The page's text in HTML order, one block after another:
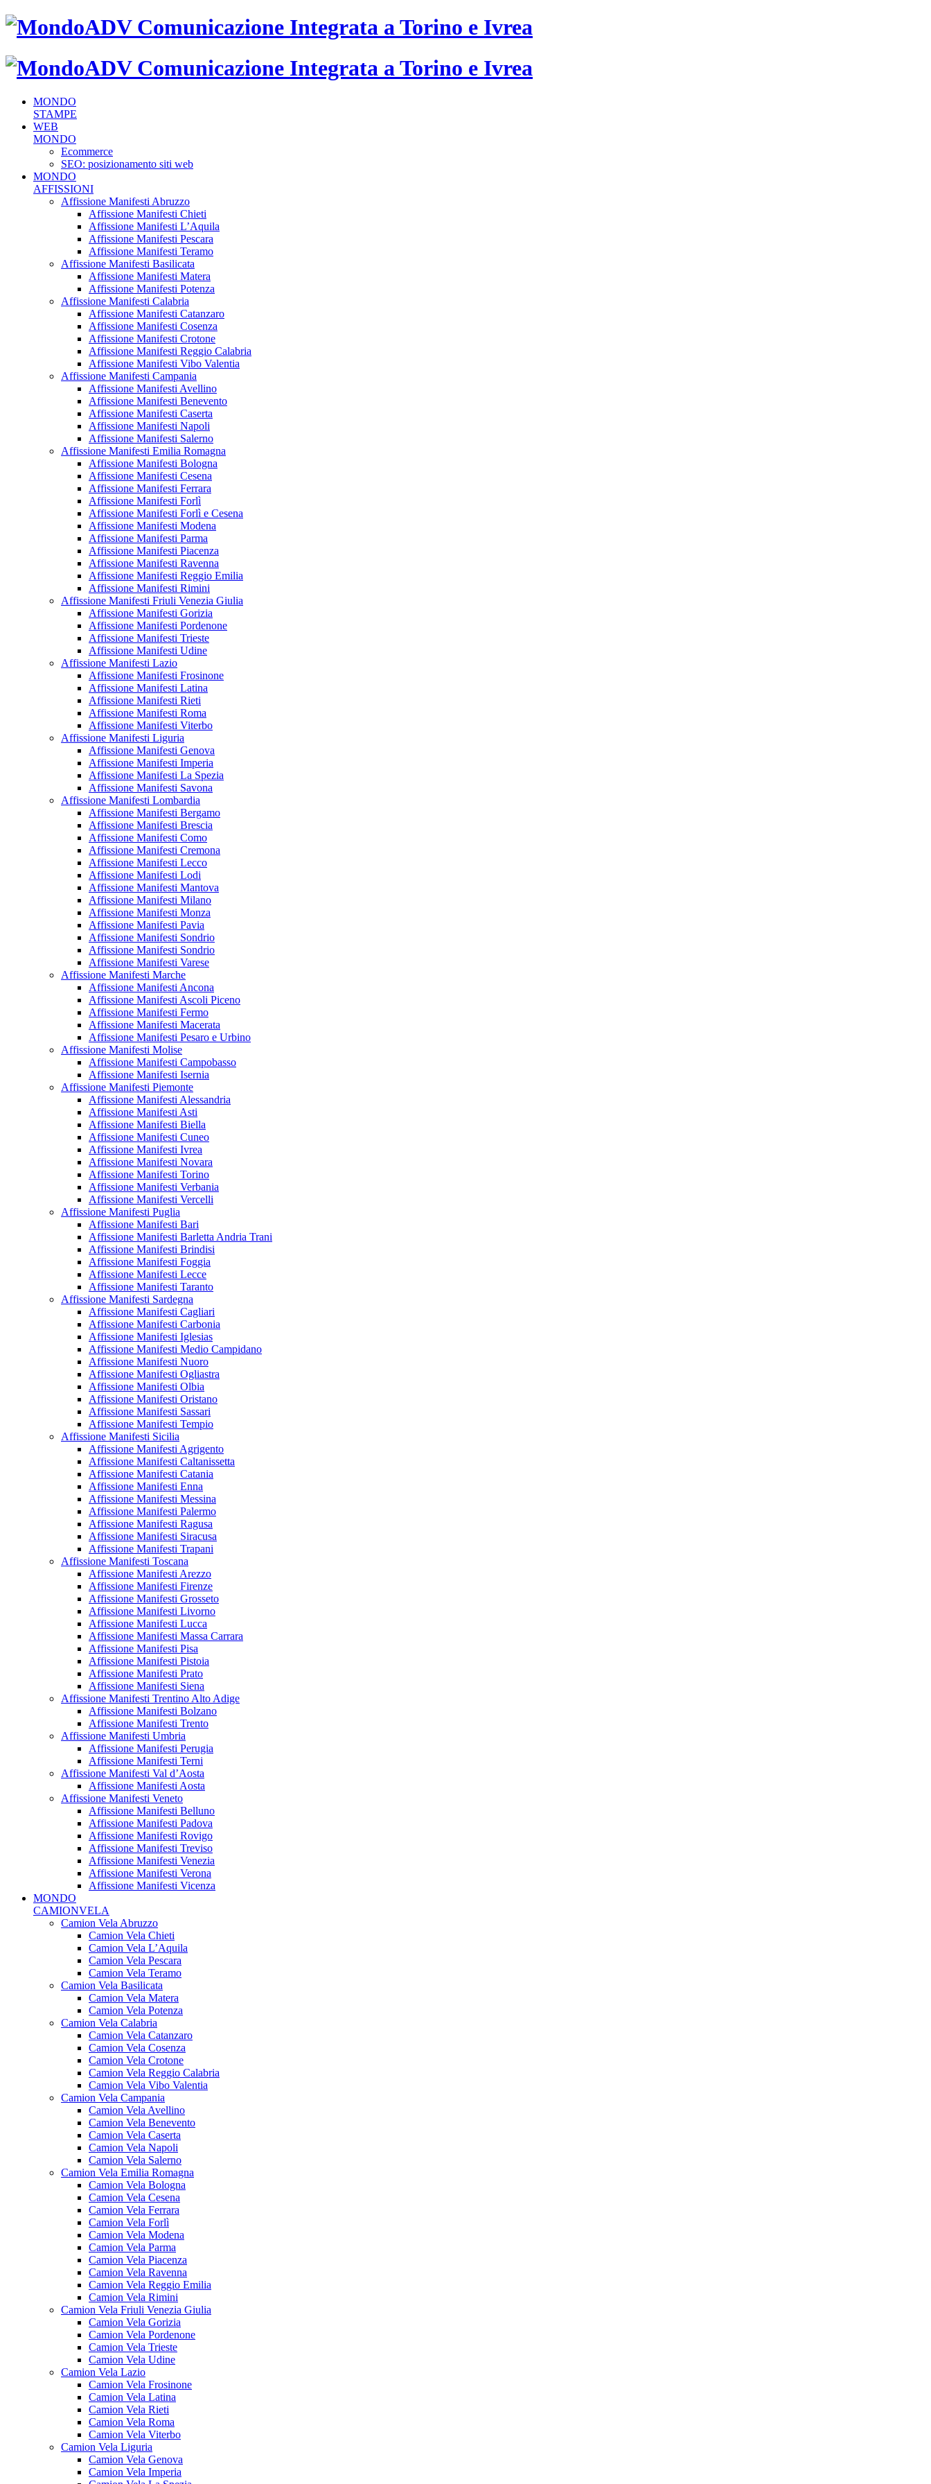
MONDO
STAMPE
WEB
MONDO
Ecommerce
SEO: posizionamento siti web
MONDO
AFFISSIONI
Affissione Manifesti Abruzzo
Affissione Manifesti Chieti
Affissione Manifesti L’Aquila
Affissione Manifesti Pescara
Affissione Manifesti Teramo
Affissione Manifesti Basilicata
Affissione Manifesti Matera
Affissione Manifesti Potenza
Affissione Manifesti Calabria
Affissione Manifesti Catanzaro
Affissione Manifesti Cosenza
Affissione Manifesti Crotone
Affissione Manifesti Reggio Calabria
Affissione Manifesti Vibo Valentia
Affissione Manifesti Campania
Affissione Manifesti Avellino
Affissione Manifesti Benevento
Affissione Manifesti Caserta
Affissione Manifesti Napoli
Affissione Manifesti Salerno
Affissione Manifesti Emilia Romagna
Affissione Manifesti Bologna
Affissione Manifesti Cesena
Affissione Manifesti Ferrara
Affissione Manifesti Forlì
Affissione Manifesti Forlì e Cesena
Affissione Manifesti Modena
Affissione Manifesti Parma
Affissione Manifesti Piacenza
Affissione Manifesti Ravenna
Affissione Manifesti Reggio Emilia
Affissione Manifesti Rimini
Affissione Manifesti Friuli Venezia Giulia
Affissione Manifesti Gorizia
Affissione Manifesti Pordenone
Affissione Manifesti Trieste
Affissione Manifesti Udine
Affissione Manifesti Lazio
Affissione Manifesti Frosinone
Affissione Manifesti Latina
Affissione Manifesti Rieti
Affissione Manifesti Roma
Affissione Manifesti Viterbo
Affissione Manifesti Liguria
Affissione Manifesti Genova
Affissione Manifesti Imperia
Affissione Manifesti La Spezia
Affissione Manifesti Savona
Affissione Manifesti Lombardia
Affissione Manifesti Bergamo
Affissione Manifesti Brescia
Affissione Manifesti Como
Affissione Manifesti Cremona
Affissione Manifesti Lecco
Affissione Manifesti Lodi
Affissione Manifesti Mantova
Affissione Manifesti Milano
Affissione Manifesti Monza
Affissione Manifesti Pavia
Affissione Manifesti Sondrio
Affissione Manifesti Sondrio
Affissione Manifesti Varese
Affissione Manifesti Marche
Affissione Manifesti Ancona
Affissione Manifesti Ascoli Piceno
Affissione Manifesti Fermo
Affissione Manifesti Macerata
Affissione Manifesti Pesaro e Urbino
Affissione Manifesti Molise
Affissione Manifesti Campobasso
Affissione Manifesti Isernia
Affissione Manifesti Piemonte
Affissione Manifesti Alessandria
Affissione Manifesti Asti
Affissione Manifesti Biella
Affissione Manifesti Cuneo
Affissione Manifesti Ivrea
Affissione Manifesti Novara
Affissione Manifesti Torino
Affissione Manifesti Verbania
Affissione Manifesti Vercelli
Affissione Manifesti Puglia
Affissione Manifesti Bari
Affissione Manifesti Barletta Andria Trani
Affissione Manifesti Brindisi
Affissione Manifesti Foggia
Affissione Manifesti Lecce
Affissione Manifesti Taranto
Affissione Manifesti Sardegna
Affissione Manifesti Cagliari
Affissione Manifesti Carbonia
Affissione Manifesti Iglesias
Affissione Manifesti Medio Campidano
Affissione Manifesti Nuoro
Affissione Manifesti Ogliastra
Affissione Manifesti Olbia
Affissione Manifesti Oristano
Affissione Manifesti Sassari
Affissione Manifesti Tempio
Affissione Manifesti Sicilia
Affissione Manifesti Agrigento
Affissione Manifesti Caltanissetta
Affissione Manifesti Catania
Affissione Manifesti Enna
Affissione Manifesti Messina
Affissione Manifesti Palermo
Affissione Manifesti Ragusa
Affissione Manifesti Siracusa
Affissione Manifesti Trapani
Affissione Manifesti Toscana
Affissione Manifesti Arezzo
Affissione Manifesti Firenze
Affissione Manifesti Grosseto
Affissione Manifesti Livorno
Affissione Manifesti Lucca
Affissione Manifesti Massa Carrara
Affissione Manifesti Pisa
Affissione Manifesti Pistoia
Affissione Manifesti Prato
Affissione Manifesti Siena
Affissione Manifesti Trentino Alto Adige
Affissione Manifesti Bolzano
Affissione Manifesti Trento
Affissione Manifesti Umbria
Affissione Manifesti Perugia
Affissione Manifesti Terni
Affissione Manifesti Val d’Aosta
Affissione Manifesti Aosta
Affissione Manifesti Veneto
Affissione Manifesti Belluno
Affissione Manifesti Padova
Affissione Manifesti Rovigo
Affissione Manifesti Treviso
Affissione Manifesti Venezia
Affissione Manifesti Verona
Affissione Manifesti Vicenza
MONDO
CAMIONVELA
Camion Vela Abruzzo
Camion Vela Chieti
Camion Vela L’Aquila
Camion Vela Pescara
Camion Vela Teramo
Camion Vela Basilicata
Camion Vela Matera
Camion Vela Potenza
Camion Vela Calabria
Camion Vela Catanzaro
Camion Vela Cosenza
Camion Vela Crotone
Camion Vela Reggio Calabria
Camion Vela Vibo Valentia
Camion Vela Campania
Camion Vela Avellino
Camion Vela Benevento
Camion Vela Caserta
Camion Vela Napoli
Camion Vela Salerno
Camion Vela Emilia Romagna
Camion Vela Bologna
Camion Vela Cesena
Camion Vela Ferrara
Camion Vela Forlì
Camion Vela Modena
Camion Vela Parma
Camion Vela Piacenza
Camion Vela Ravenna
Camion Vela Reggio Emilia
Camion Vela Rimini
Camion Vela Friuli Venezia Giulia
Camion Vela Gorizia
Camion Vela Pordenone
Camion Vela Trieste
Camion Vela Udine
Camion Vela Lazio
Camion Vela Frosinone
Camion Vela Latina
Camion Vela Rieti
Camion Vela Roma
Camion Vela Viterbo
Camion Vela Liguria
Camion Vela Genova
Camion Vela Imperia